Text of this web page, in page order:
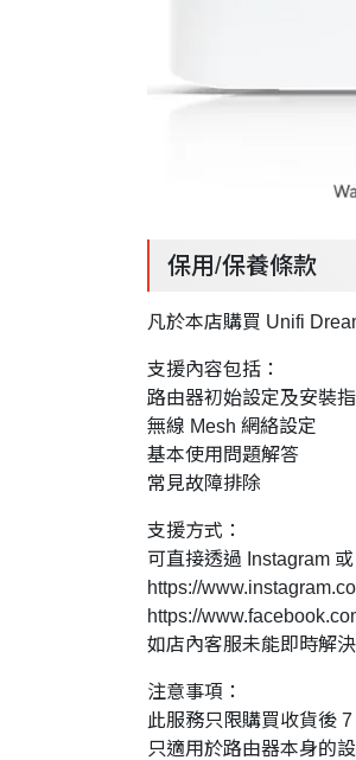
保用/保養條款
凡於本店購買 Unifi
支援內容包括：
路由器初始設定及安裝
無線 Mesh 網絡設定
基本使用問題解答
常見故障排除
支援方式：
可直接透過 Instagram
https://
https://
如店內客服未能即時解
注意事項：
此服務只限購買收貨後
只適用於路由器本身的